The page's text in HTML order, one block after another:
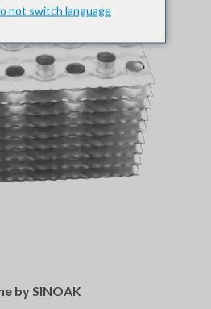
by SINOAK
not switch language